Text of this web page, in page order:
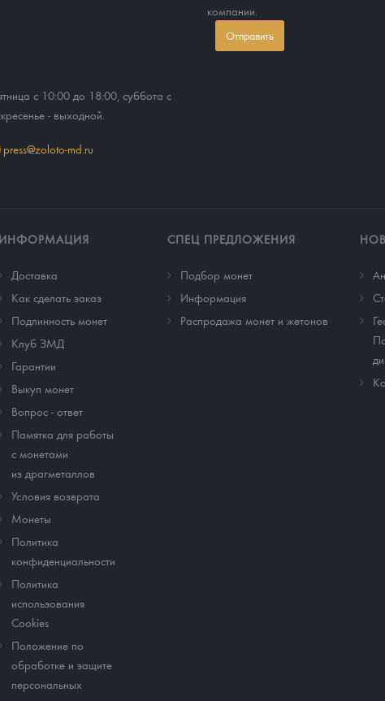
с 10:00 до 18:00, суббота с
- выходной.
press@zoloto-md.ru
компании.
Отправить
ИНФОРМАЦИЯ
Доставка
Как сделать заказ
Подлинность монет
Клуб ЗМД
Гарантии
Выкуп монет
Вопрос - ответ
Памятка для работы
с монетами
из драгметаллов
Условия возврата
Монеты
Политика
конфиденциальности
Политика
использования
Cookies
Положение по
обработке и защите
персональных
СПЕЦ ПРЕДЛОЖЕНИЯ
Подбор монет
Информация
Распродажа монет и жетонов